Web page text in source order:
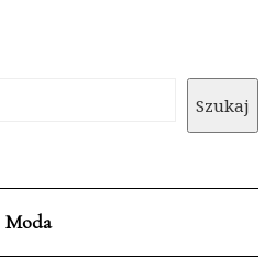
Szukaj
Moda